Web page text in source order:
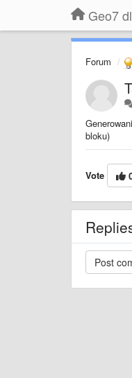
Geo7
Forum
bloku)
Vote